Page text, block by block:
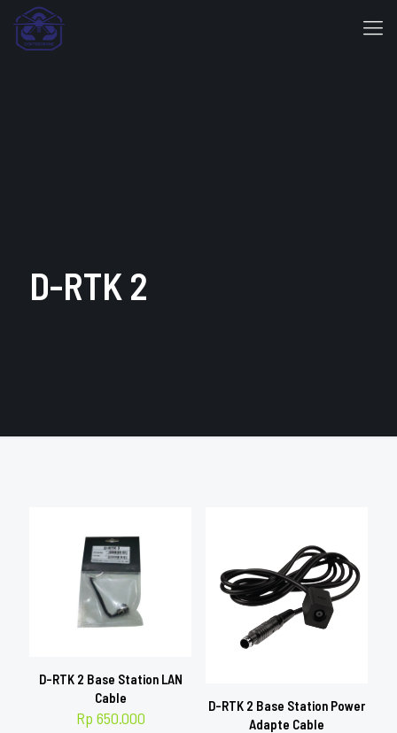
D-RTK 2
D-RTK 2 Base Station LAN
Cable
Rp 650.000
D-RTK 2 Base Station Power
Adapte Cable